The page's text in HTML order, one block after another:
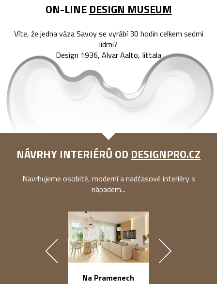
ON-LINE DESIGN MUSEUM
Víte, že jedna váza Savoy se vyrábí 30 hodin celkem sedmi
lidmi?
Design 1936, Alvar Aalto, Iittala
NÁVRHY INTERIÉRŮ OD DESIGNPRO.CZ
Navrhujeme osobité, moderní a nadčasové interiéry s
nápadem...
Na Pramenech